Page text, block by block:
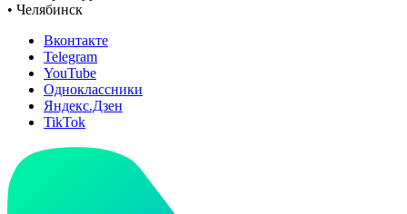
• Челябинск
Вконтакте
Telegram
YouTube
Одноклассники
Яндекс.Дзен
TikTok